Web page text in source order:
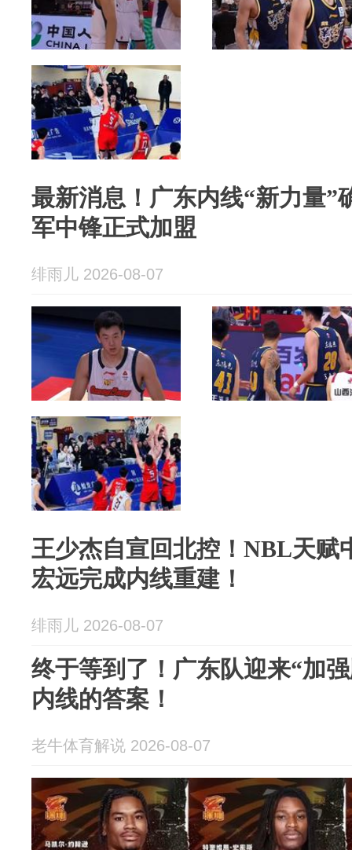
最新消息！广东内线“新力量”
军中锋正式加盟
绯雨儿 2026-08-07
王少杰自宣回北控！NBL天赋
宏远完成内线重建！
绯雨儿 2026-08-07
终于等到了！广东队迎来“加
内线的答案！
老牛体育解说 2026-08-07